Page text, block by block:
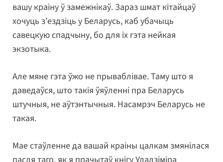
вашу краіну ў замежнікаў. Зараз шмат кітайцаў
хочуць з’ездзіць у Беларусь, каб убачыць
савецкую спадчыну, бо для іх гэта нейкая
экзотыка.
Але мяне гэта ўжо не прываблівае. Таму што я
даведаўся, што такія ўяўленні пра Беларусь
штучныя, не аўтэнтычныя. Насамрэч Беларусь не
такая.
Мае стаўленне да вашай краіны цалкам змянілася